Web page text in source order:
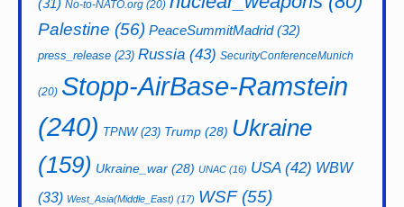
No-to-NATO.org (20)
Palestine (56) PeaceSummitMadrid(32)
press_release (23) Russia (43) SecurityConferenceMunich
(20) Stopp-AirBase-Ramstein
(240) TPNW(23) Trump (28) Ukraine
(159) Ukraine_war (28) UNAC (16) USA(42) WBW
(33) West_Asia(Middle_East) (17) WSF(55)